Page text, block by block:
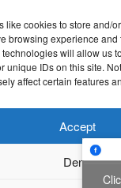
like cookies to store and/
browsing experience
will allow us
unique IDs on this site.
affect certain features
Accept
Deny
Bangla Post2026|
of our content is